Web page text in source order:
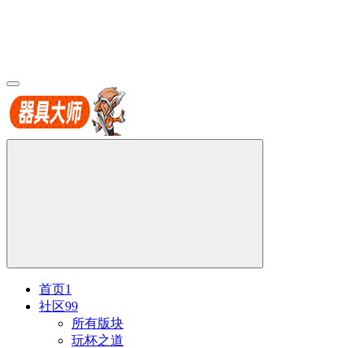
首页1
社区99
所有版块
玩杯之道